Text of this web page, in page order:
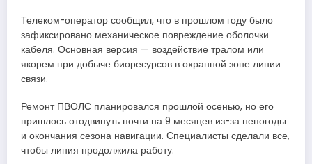
Телеком-оператор сообщил, что в прошлом году было
зафиксировано механическое повреждение оболочки
кабеля. Основная версия — воздействие тралом или
якорем при добыче биоресурсов в охранной зоне линии
связи.
Ремонт ПВОЛС планировался прошлой осенью, но его
пришлось отодвинуть почти на 9 месяцев из-за непогоды
и окончания сезона навигации. Специалисты сделали все,
чтобы линия продолжила работу.